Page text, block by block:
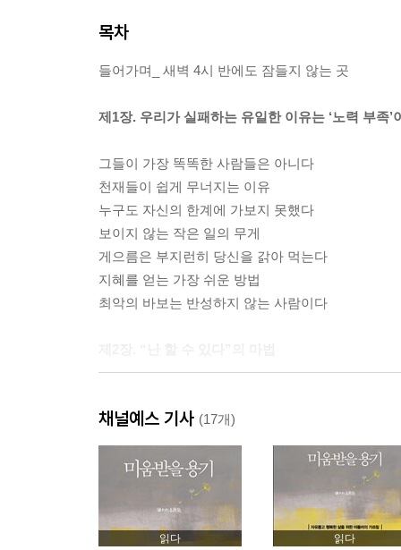
목차
들어가며_ 새벽 4시 반에도 잠들지 않는 곳
제1장. 우리가 실패하는 유일한 이유는 ‘노력 부족’
그들이 가장 똑똑한 사람들은 아니다
천재들이 쉽게 무너지는 이유
누구도 자신의 한계에 가보지 못했다
보이지 않는 작은 일의 무게
게으름은 부지런히 당신을 갉아 먹는다
지혜를 얻는 가장 쉬운 방법
최악의 바보는 반성하지 않는 사람이다
자신을 믿지 못한다면 무엇을 믿을 수 있겠는가?
부족한 사람은 없다, 열등감만 있을 뿐
자신감의 빈자리는 두려움이 채운다
불가능을 가능으로 바꾸는 것
성공의 지도는 어디에 있을까?
파도를 만나보지 못한 배는 없다
채널예스 기사 (17개)
읽다 읽다